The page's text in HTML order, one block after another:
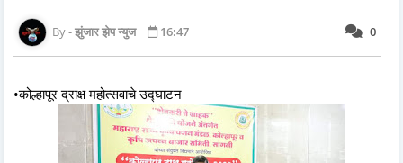
0
झुंजार झेप न्युज 16:47
•कोल्हापूर द्राक्ष महोत्सवाचे उद्घाटन